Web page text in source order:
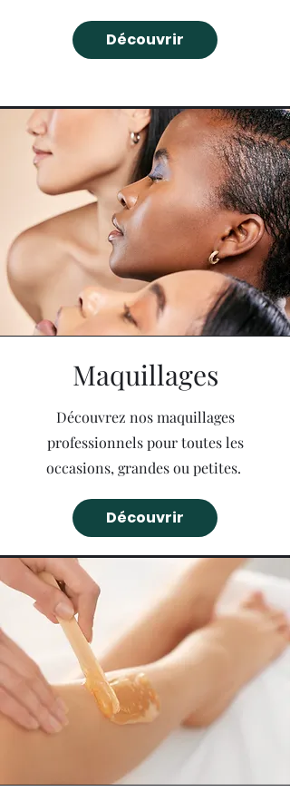
Découvrir
Maquillages
Découvrez nos maquillages
professionnels pour toutes les
occasions, grandes ou petites.
Découvrir